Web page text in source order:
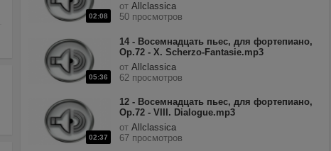
02:08
отAllclassica
50 просмотров
05:36
14 - Восемнадцать пьес, для фортепиано,
Op.72 - X. Scherzo-Fantasie.mp3
отAllclassica
62 просмотров
02:37
12 - Восемнадцать пьес, для фортепиано,
Op.72 - VIII. Dialogue.mp3
отAllclassica
67 просмотров